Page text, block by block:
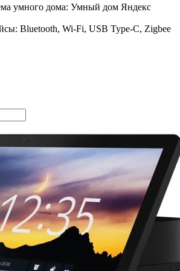
умного дома: Умный дом Яндекс
Bluetooth, Wi-Fi, USB Type-C, Zigbee